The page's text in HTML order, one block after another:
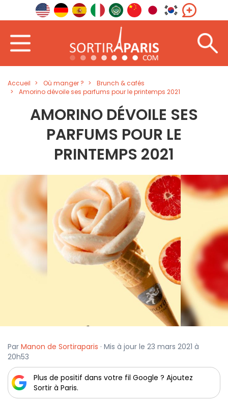
Accueil Où manger ?
Brunch & cafés
Amorino dévoile ses parfums pour le printemps 2021
AMORINO DÉVOILE SES
PARFUMS POUR LE
PRINTEMPS 2021
Par Manon de Sortiraparis · Mis à jour le 23 mars 2021 à
20h53
Plus de positif dans votre fil Google ? Ajoutez
Sortir à Paris.